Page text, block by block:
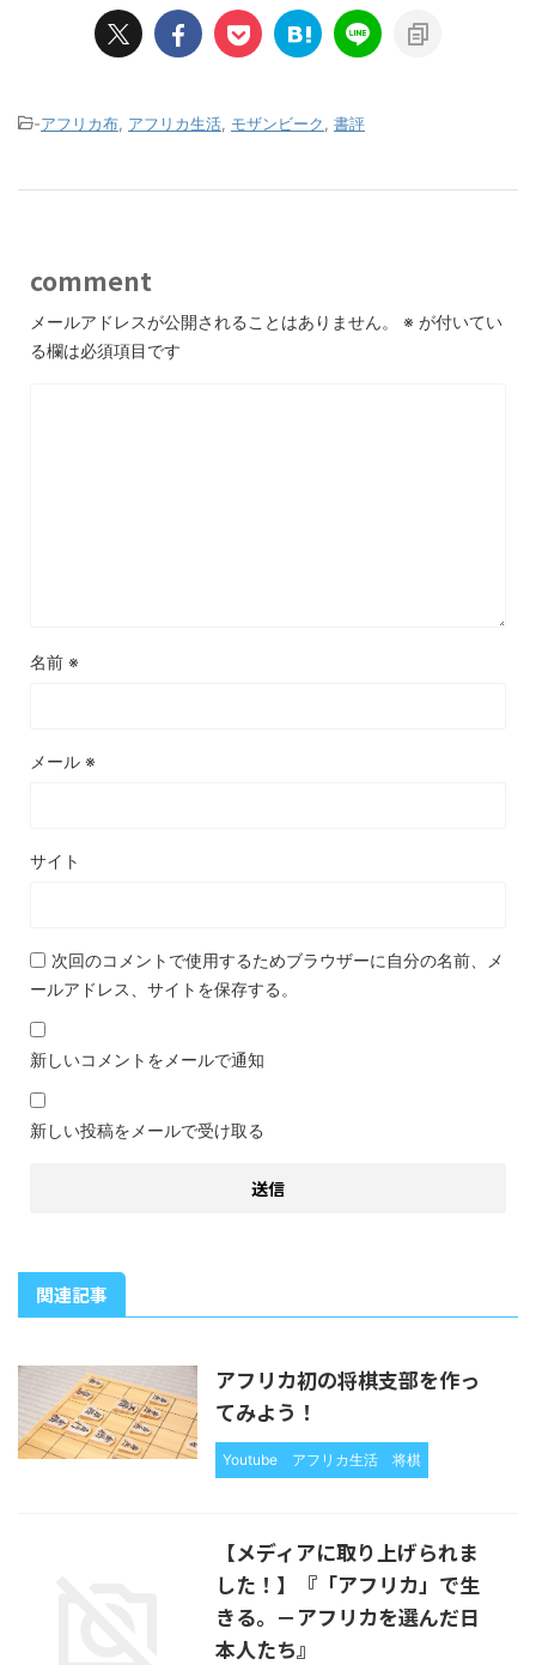
-アフリカ布 アフリカ生活 モザンビーク 書評
comment
メールアドレスが公開されることはありません。 ※ が付いてい
る欄は必須項目です
名前 ※
メール ※
サイト
次回のコメントで使用するためブラウザーに自分の名前、メ
ールアドレス、サイトを保存する。
新しいコメントをメールで通知
新しい投稿をメールで受け取る
関連記事
アフリカ初の将棋支部を作っ
てみよう！
Youtube アフリカ生活 将棋
【メディアに取り上げられま
した！】『「アフリカ」で生
きる。－アフリカを選んだ日
本人たち』